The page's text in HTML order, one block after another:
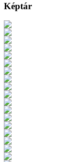
Képtár